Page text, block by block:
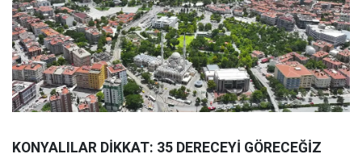
KONYALILAR DİKKAT: 35 DERECEYİ GÖRECEĞİZ